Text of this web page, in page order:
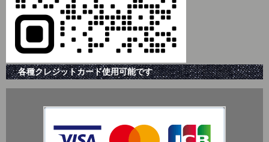
各種クレジットカード使用可能です